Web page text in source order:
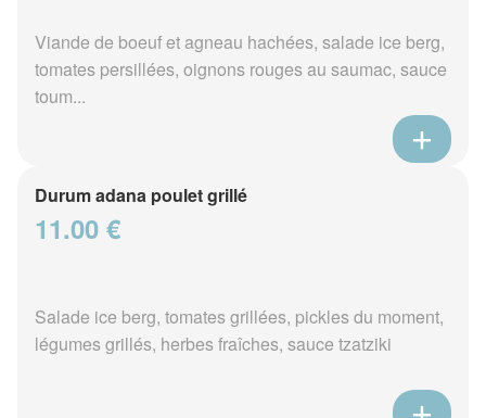
Viande de boeuf et agneau hachées, salade ice berg,
tomates persillées, oignons rouges au saumac, sauce
toum...
Durum adana poulet grillé
11.00 €
Salade ice berg, tomates grillées, pickles du moment,
légumes grillés, herbes fraîches, sauce tzatziki